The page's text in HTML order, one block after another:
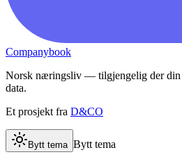
Companybook
Norsk næringsliv — tilgjengelig der din
data.
Et prosjekt fra D&CO
Bytt tema Bytt tema